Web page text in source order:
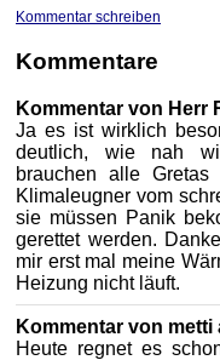
Kommentar schreiben
Kommentare
Kommentar von Herr
Ja es ist wirklich
deutlich, wie nah
brauchen alle
Klimaleugner vom
sie müssen Panik
gerettet werden.
mir erst mal meine
Heizung nicht läuft.
Kommentar von metti
Heute regnet es